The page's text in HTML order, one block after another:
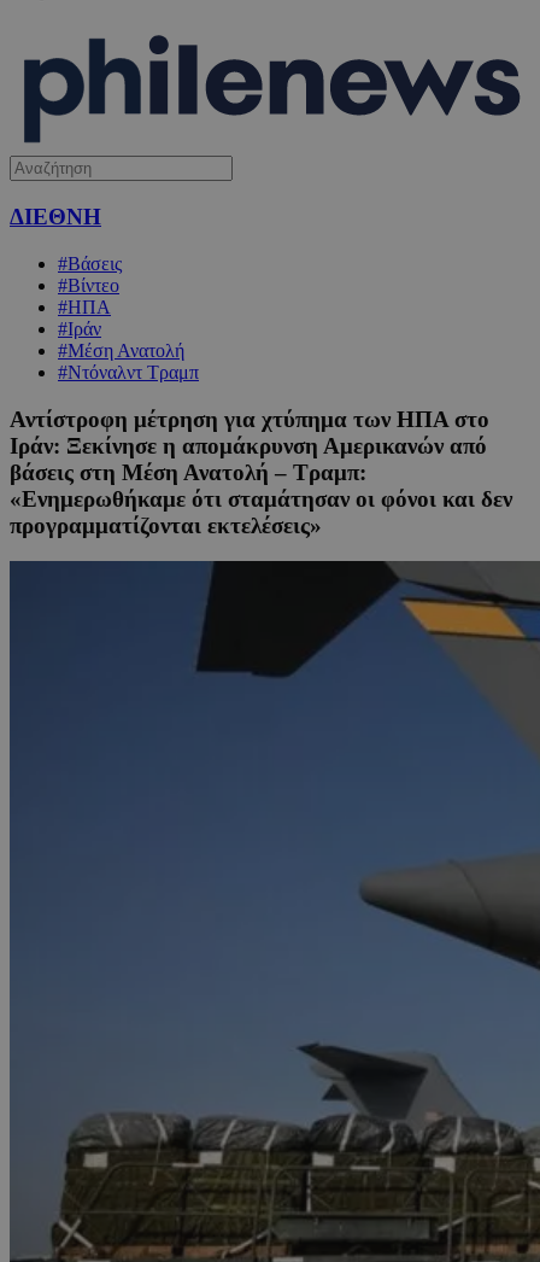
ΔΙΕΘΝΗ
#Βάσεις
#Βίντεο
#ΗΠΑ
#Ιράν
#Μέση Ανατολή
#Ντόναλντ Τραμπ
Αντίστροφη μέτρηση για χτύπημα των ΗΠΑ στο
Ιράν: Ξεκίνησε η απομάκρυνση Αμερικανών από
βάσεις στη Μέση Ανατολή – Τραμπ:
«Ενημερωθήκαμε ότι σταμάτησαν οι φόνοι και δεν
προγραμματίζονται εκτελέσεις»